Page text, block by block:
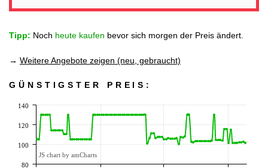
Tipp: Noch heute kaufen bevor sich morgen der Preis ändert.
→ Weitere Angebote zeigen (neu, gebraucht)
GÜNSTIGSTER PREIS:
80
100
120
140
JS chart by amCharts